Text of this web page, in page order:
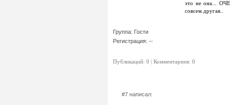
Группа: Гости
Регистрация: --
это не она...
совсем другая..
Публикаций: 0 | Комментариев: 0
#7 написал: